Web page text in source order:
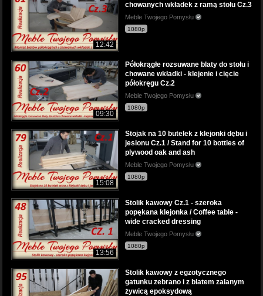
12:42
chowanych wkładek z ramą stołu Cz.3
Meble Twojego Pomysłu
1080p
09:30
Półokrągłe rozsuwane blaty do stołu i
chowane wkładki - klejenie i cięcie
półokręgu Cz.2
Meble Twojego Pomysłu
1080p
15:08
Stojak na 10 butelek z klejonki dębu i
jesionu Cz.1 / Stand for 10 bottles of
plywood oak and ash
Meble Twojego Pomysłu
1080p
13:56
Stolik kawowy Cz.1 - szeroka
popękana klejonka / Coffee table -
wide cracked dressing
Meble Twojego Pomysłu
1080p
Stolik kawowy z egzotycznego
gatunku zebrano i z blatem zalanym
żywicą epoksydową